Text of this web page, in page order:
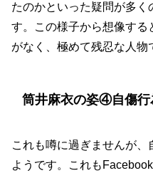
たのかといった疑問が多く
す。この様子から想像す
がなく、極めて残忍な人物
筒井麻衣の姿④自傷行
これも噂に過ぎませんが
ようです。これも